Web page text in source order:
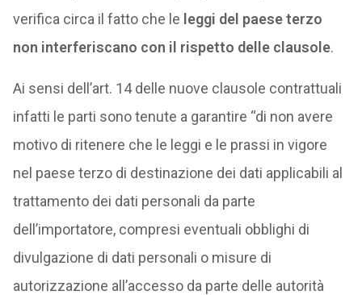
verifica circa il fatto che le leggi del paese terzo
non interferiscano con il rispetto delle clausole.
Ai sensi dell’art. 14 delle nuove clausole contrattuali
infatti le parti sono tenute a garantire “di non avere
motivo di ritenere che le leggi e le prassi in vigore
nel paese terzo di destinazione dei dati applicabili al
trattamento dei dati personali da parte
dell’importatore, compresi eventuali obblighi di
divulgazione di dati personali o misure di
autorizzazione all’accesso da parte delle autorità